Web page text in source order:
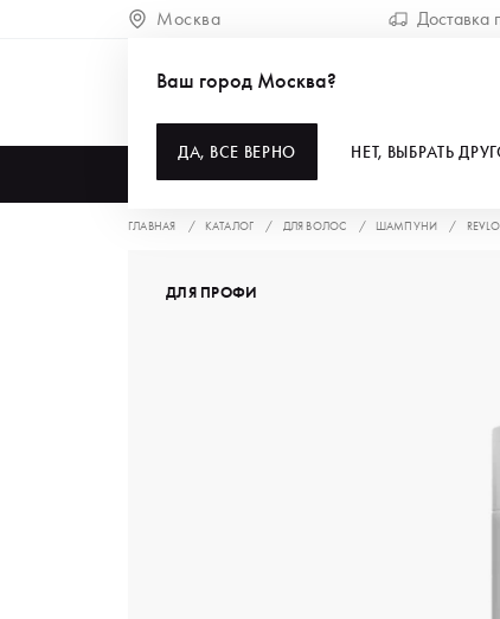
Москва Доставка
Ваш город Москва?
ДА, ВСЕ ВЕРНО НЕТ, ВЫБРАТЬ
ГЛАВНАЯ КАТАЛОГ ДЛЯ ВОЛОС ШАМПУНИ
ДЛЯ ПРОФИ